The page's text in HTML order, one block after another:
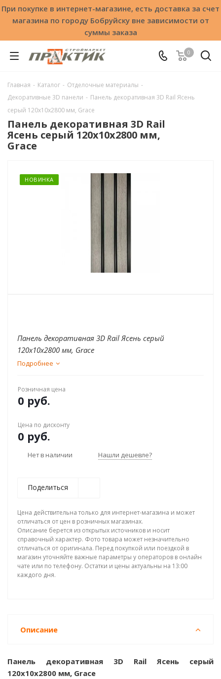
При покупке в интернет-магазине, есть доставка за счет
магазина по городу Бобруйску вне зависимости от
суммы заказа
0
Главная - Каталог - Отделочные материалы -
Декоративные 3D панели - Панель декоративная 3D Rail Ясень
серый 120x10x2800 мм, Grace
Панель декоративная 3D Rail
Ясень серый 120x10x2800 мм,
Grace
НОВИНКА
Панель декоративная 3D Rail Ясень серый
120x10x2800 мм, Grace
Подробнее
Розничная цена
0 руб.
Цена по дисконту
0 руб.
Нет в наличии Нашли дешевле?
Поделиться
Цена действительна только для интернет-магазина и может
отличаться от цен в розничных магазинах.
Описание берется из открытых источников и носит
справочный характер. Фото товара может незначительно
отличаться от оригинала. Перед покупкой или поездкой в
магазин уточняйте важные параметры у операторов в онлайн
чате или по телефону. Остатки и цены актуальны на 13:00
каждого дня.
Описание
Панель декоративная 3D Rail Ясень серый
120x10x2800 мм, Grace